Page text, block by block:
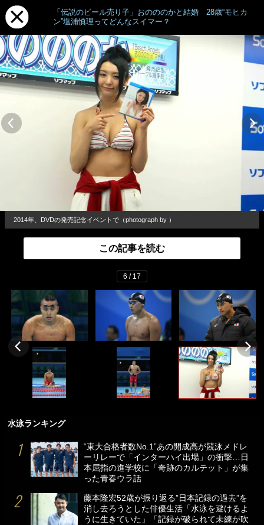
「伝説のビール売り子」おのののかと結婚 28歳“モヒカ
ン”塩浦慎理ってどんなスイマー？
2014年、DVDの発売記念イベントで（photograph by ）
この記事を読む
6 / 17
水泳ランキング
“東大合格者数No.1”あの開成高が競泳メドレ
ーリレーで「インターハイ出場」の衝撃…日
本屈指の進学校に「奇跡のカルテット」が集
った青春ウラ話
藤本隆宏52歳が振り返る”日本記録の過去”を
消し去ろうとした俳優生活「水泳を避けるよ
うに生きていた」「記録が破られて未練が吹